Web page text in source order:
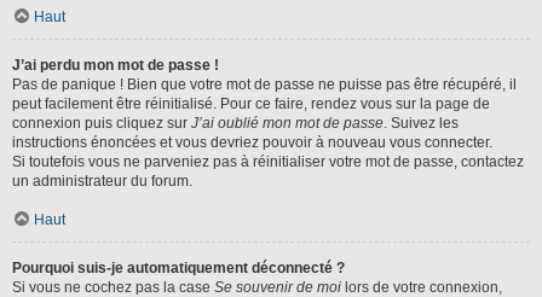
Haut
J’ai perdu mon mot de passe !
Pas de panique ! Bien que votre mot de passe ne puisse pas être récupéré, il
peut facilement être réinitialisé. Pour ce faire, rendez vous sur la page de
connexion puis cliquez sur J’ai oublié mon mot de passe. Suivez les
instructions énoncées et vous devriez pouvoir à nouveau vous connecter.
Si toutefois vous ne parveniez pas à réinitialiser votre mot de passe, contactez
un administrateur du forum.
Haut
Pourquoi suis-je automatiquement déconnecté ?
Si vous ne cochez pas la case Se souvenir de moi lors de votre connexion,